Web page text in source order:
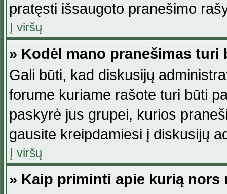
pratęsti išsaugoto pranešimo
Į viršų
» Kodėl mano pranešimas
Gali būti, kad diskusijų
forume kuriame rašote turi būti
paskyrė jus grupei, kurios
gausite kreipdamiesi į diskusijų
Į viršų
» Kaip priminti apie kurią nors